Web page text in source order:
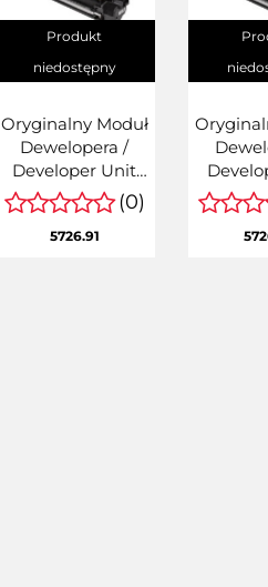
Produkt
niedostępny
Oryginalny Moduł
Dewelopera /
Developer Unit
Cyan Canon
imageRUNNER
ADVANCE DX
(0)
5726.91